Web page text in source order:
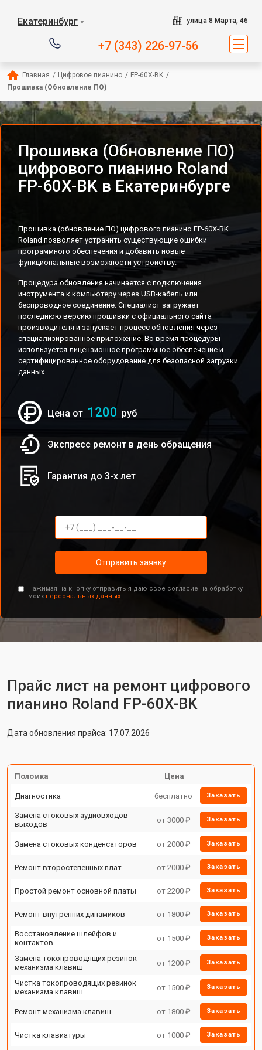
Екатеринбург ▼ улица 8 Марта, 46
+7 (343) 226-97-56
Главная / Цифровое пианино / FP-60X-BK /
Прошивка (Обновление ПО)
Прошивка (Обновление ПО)
цифрового пианино Roland
FP-60X-BK в Екатеринбурге
Прошивка (обновление ПО) цифрового пианино FP-60X-BK
Roland позволяет устранить существующие ошибки
программного обеспечения и добавить новые
функциональные возможности устройству.
Процедура обновления начинается с подключения
инструмента к компьютеру через USB-кабель или
беспроводное соединение. Специалист загружает
последнюю версию прошивки с официального сайта
производителя и запускает процесс обновления через
специализированное приложение. Во время процедуры
используется лицензионное программное обеспечение и
сертифицированное оборудование для безопасной загрузки
данных.
Цена от 1200 руб
Экспресс ремонт в день обращения
Гарантия до 3-х лет
Отправить заявку
Нажимая на кнопку отправить я даю свое согласие на обработку
моих персональных данных.
Прайс лист на ремонт цифрового
пианино Roland FP-60X-BK
Дата обновления прайса: 17.07.2026
Поломка Цена
Диагностика бесплатно Заказать
Замена стоковых аудиовходов-
выходов
от 3000 ₽ Заказать
Замена стоковых конденсаторов от 2000 ₽ Заказать
Ремонт второстепенных плат от 2000 ₽ Заказать
Простой ремонт основной платы от 2200 ₽ Заказать
Ремонт внутренних динамиков от 1800 ₽ Заказать
Восстановление шлейфов и
контактов
от 1500 ₽ Заказать
Замена токопроводящих резинок
механизма клавиш
от 1200 ₽ Заказать
Чистка токопроводящих резинок
механизма клавиш
от 1500 ₽ Заказать
Ремонт механизма клавиш от 1800 ₽ Заказать
Чистка клавиатуры от 1000 ₽ Заказать